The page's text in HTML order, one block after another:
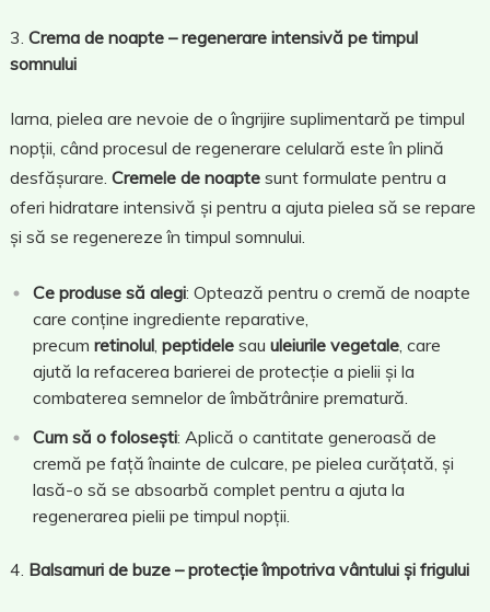
Crema de noapte – regenerare intensivă pe timpul
somnului
Iarna, pielea are nevoie de o îngrijire suplimentară pe timpul
nopții, când procesul de regenerare celulară este în plină
desfășurare. Cremele de noaptesunt formulate pentru a
oferi hidratare intensivă și pentru a ajuta pielea să se repare
și să se regenereze în timpul somnului.
Ce produse să alegi: Optează pentru o cremă de noapte
care conține ingrediente reparative,
precum retinolul, peptidelesau uleiurile vegetale, care
ajută la refacerea barierei de protecție a pielii și la
combaterea semnelor de îmbătrânire prematură.
Cum să o folosești: Aplică o cantitate generoasă de
cremă pe față înainte de culcare, pe pielea curățată, și
lasă-o să se absoarbă complet pentru a ajuta la
regenerarea pielii pe timpul nopții.
Balsamuri de buze – protecție împotriva vântului și frigului